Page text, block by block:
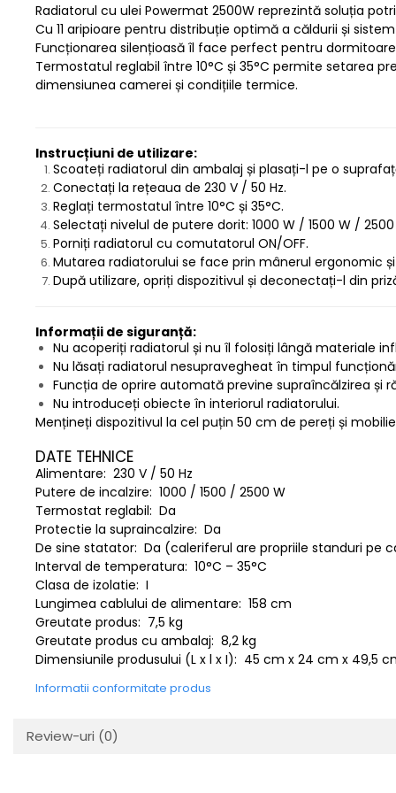
Protectia muncii
Scule Pneumatice
Slefuitoare
Surubelnite
Tunuri de caldura si aeroteme
Utilaje constructie
Radiatorul cu ulei Powermat 2500W reprezintă soluția
Cu 11 aripioare pentru distribuție optimă a căldurii și
Funcționarea silențioasă îl face perfect pentru
Termostatul reglabil între 10°C și 35°C permite setarea
dimensiunea camerei și condițiile termice.
Instrucțiuni de utilizare:
Scoateți radiatorul din ambalaj și plasați-l pe o
Conectați la rețeaua de 230 V / 50 Hz.
Reglați termostatul între 10°C și 35°C.
Selectați nivelul de putere dorit: 1000 W / 1500 W / 2500
Porniți radiatorul cu comutatorul ON/OFF.
Mutarea radiatorului se face prin mânerul ergonomic
După utilizare, opriți dispozitivul și deconectați-l din
Informații de siguranță:
Nu acoperiți radiatorul și nu îl folosiți lângă materiale
Nu lăsați radiatorul nesupravegheat în timpul
Funcția de oprire automată previne supraîncălzirea și
Nu introduceți obiecte în interiorul radiatorului.
Mențineți dispozitivul la cel puțin 50 cm de pereți și
DATE TEHNICE
Alimentare: 230 V / 50 Hz
Putere de incalzire: 1000 / 1500 / 2500 W
Termostat reglabil: Da
Protectie la supraincalzire: Da
De sine statator: Da (caleriferul are propriile standuri pe
Interval de temperatura: 10°C – 35°C
Clasa de izolatie: I
Lungimea cablului de alimentare: 158 cm
Greutate produs: 7,5 kg
Greutate produs cu ambalaj: 8,2 kg
Dimensiunile produsului (L x l x I): 45 cm x 24 cm x 49,5
Informatii conformitate produs
Review-uri (0)